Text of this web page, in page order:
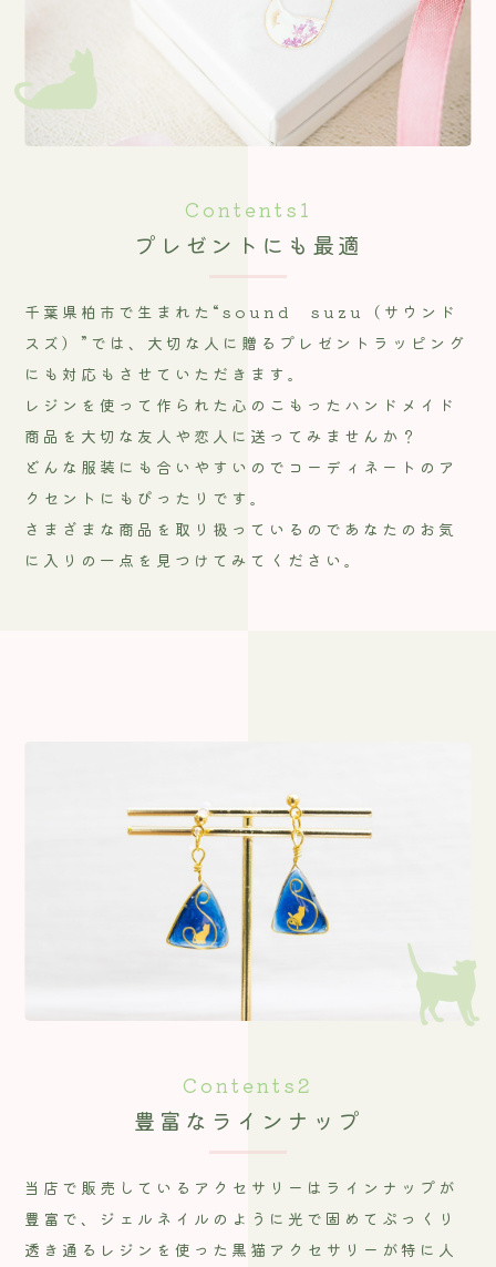
Contents1
プレゼントにも最適
千葉県柏市で生まれた“sound suzu（サウンド
スズ）”では、大切な人に贈るプレゼントラッピング
にも対応もさせていただきます。
レジンを使って作られた心のこもったハンドメイド
商品を大切な友人や恋人に送ってみませんか？
どんな服装にも合いやすいのでコーディネートのア
クセントにもぴったりです。
さまざまな商品を取り扱っているのであなたのお気
に入りの一点を見つけてみてください。
Contents2
豊富なラインナップ
当店で販売しているアクセサリーはラインナップが
豊富で、ジェルネイルのように光で固めてぷっくり
透き通るレジンを使った黒猫アクセサリーが特に人